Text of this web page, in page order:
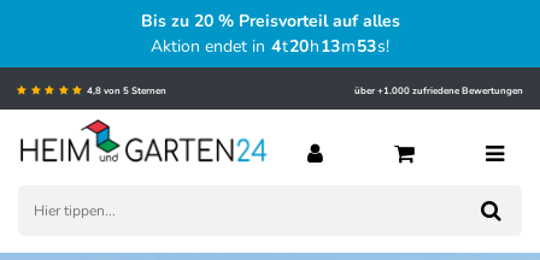
Bis zu 20 % Preisvorteil auf alles
Aktion endet in 4t20h13m52s!
4,8 von 5 Sternen über +1.000 zufriedene Bewertungen